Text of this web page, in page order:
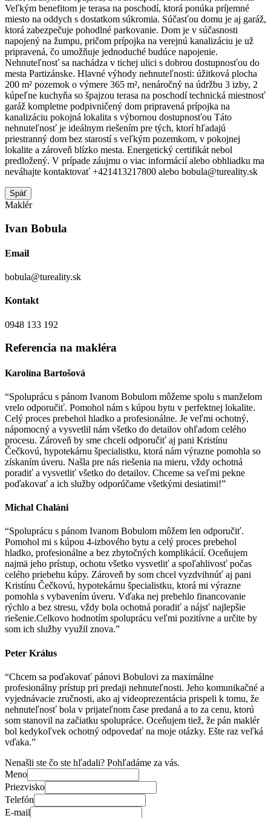
Veľkým benefitom je terasa na poschodí, ktorá ponúka príjemné
miesto na oddych s dostatkom súkromia. Súčasťou domu je aj garáž,
ktorá zabezpečuje pohodlné parkovanie. Dom je v súčasnosti
napojený na žumpu, pričom prípojka na verejnú kanalizáciu je už
pripravená, čo umožňuje jednoduché budúce napojenie.
Nehnuteľnosť sa nachádza v tichej ulici s dobrou dostupnosťou do
mesta Partizánske. Hlavné výhody nehnuteľnosti: úžitková plocha
200 m² pozemok o výmere 365 m², nenáročný na údržbu 3 izby, 2
kúpeľne kuchyňa so špajzou terasa na poschodí technická miestnosť
garáž kompletne podpivničený dom pripravená prípojka na
kanalizáciu pokojná lokalita s výbornou dostupnosťou Táto
nehnuteľnosť je ideálnym riešením pre tých, ktorí hľadajú
priestranný dom bez starostí s veľkým pozemkom, v pokojnej
lokalite a zároveň blízko mesta. Energetický certifikát nebol
predložený. V prípade záujmu o viac informácií alebo obhliadku ma
neváhajte kontaktovať +421413217800 alebo bobula@tureality.sk
Späť
Maklér
Ivan Bobula
Email
bobula@tureality.sk
Kontakt
0948 133 192
Referencia na makléra
Karolína Bartošová
“Spoluprácu s pánom Ivanom Bobulom môžeme spolu s manželom
vrelo odporučiť. Pomohol nám s kúpou bytu v perfektnej lokalite.
Celý proces prebehol hladko a profesionálne. Je veľmi ochotný,
nápomocný a vysvetlil nám všetko do detailov ohľadom celého
procesu. Zároveň by sme chceli odporučiť aj pani Kristínu
Čečkovú, hypotekárnu špecialistku, ktorá nám výrazne pomohla so
získaním úveru. Našla pre nás riešenia na mieru, vždy ochotná
poradiť a vysvetliť všetko do detailov. Chceme sa veľmi pekne
poďakovať a ich služby odporúčame všetkými desiatimi!”
Michal Chaláni
“Spoluprácu s pánom Ivanom Bobulom môžem len odporučiť.
Pomohol mi s kúpou 4-izbového bytu a celý proces prebehol
hladko, profesionálne a bez zbytočných komplikácií. Oceňujem
najmä jeho prístup, ochotu všetko vysvetliť a spoľahlivosť počas
celého priebehu kúpy. Zároveň by som chcel vyzdvihnúť aj pani
Kristínu Čečkovú, hypotekárnu špecialistku, ktorá mi výrazne
pomohla s vybavením úveru. Vďaka nej prebehlo financovanie
rýchlo a bez stresu, vždy bola ochotná poradiť a nájsť najlepšie
riešenie.Celkovo hodnotím spoluprácu veľmi pozitívne a určite by
som ich služby využil znova.”
Peter Králus
“Chcem sa poďakovať pánovi Bobulovi za maximálne
profesionálny prístup pri predaji nehnuteľnosti. Jeho komunikačné a
vyjednávacie zručnosti, ako aj videoprezentácia prispeli k tomu, že
nehnuteľnosť bola v prijateľnom čase predaná a to za cenu, ktorú
som stanovil na začiatku spolupráce. Oceňujem tiež, že pán maklér
bol kedykoľvek ochotný odpovedať na moje otázky. Ešte raz veľká
vďaka.”
Nenašli ste čo ste hľadali? Pohľadáme za vás.
Meno
Priezvisko
Telefón
E-mail